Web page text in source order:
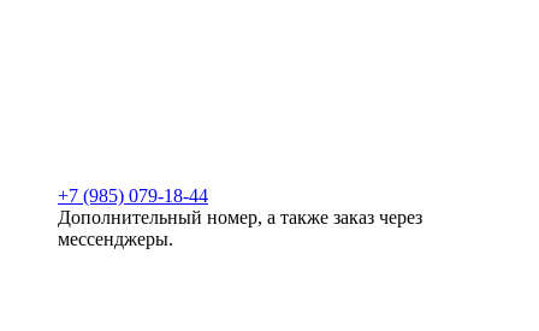
+7 (985) 079-18-44
Дополнительный номер, а также заказ через
мессенджеры.